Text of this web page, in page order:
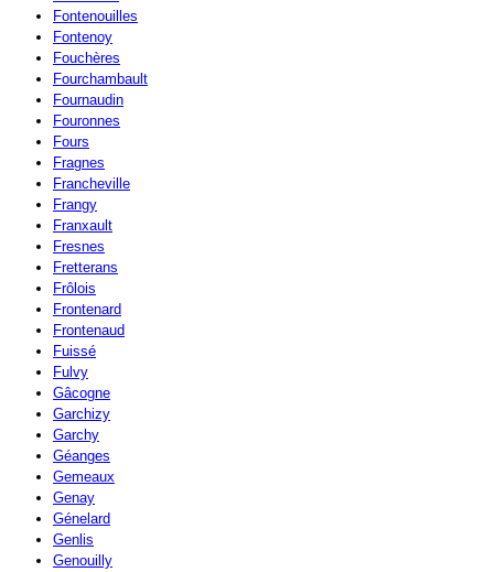
Fontenouilles
Fontenoy
Fouchères
Fourchambault
Fournaudin
Fouronnes
Fours
Fragnes
Francheville
Frangy
Franxault
Fresnes
Fretterans
Frôlois
Frontenard
Frontenaud
Fuissé
Fulvy
Gâcogne
Garchizy
Garchy
Géanges
Gemeaux
Genay
Génelard
Genlis
Genouilly